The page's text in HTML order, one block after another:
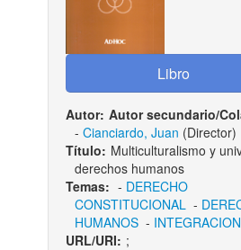
Autor: Autor secundario/
- Cianciardo, Juan (Director)
Título: Multiculturalismo y
derechos humanos
Temas: - DERECHO
CONSTITUCIONAL -
HUMANOS-
URL/URI: ;